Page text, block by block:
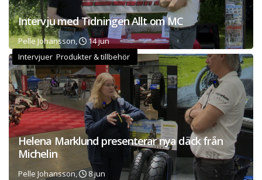
Intervju med Tidningen Allt om MC
Pelle Johansson,
14 jun
Intervjuer Produkter & tillbehör
Helena Marklund presenterar nya däck från
Michelin
Pelle Johansson, 8 jun